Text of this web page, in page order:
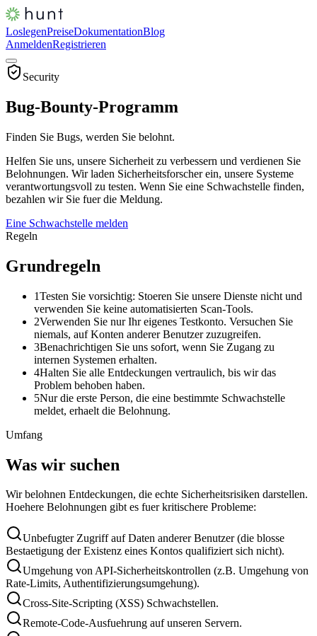
LoslegenPreiseDokumentationBlog
AnmeldenRegistrieren
Security
Bug-Bounty-Programm
Finden Sie Bugs, werden Sie belohnt.
Helfen Sie uns, unsere Sicherheit zu verbessern und verdienen Sie
Belohnungen. Wir laden Sicherheitsforscher ein, unsere Systeme
verantwortungsvoll zu testen. Wenn Sie eine Schwachstelle finden,
bezahlen wir Sie fuer die Meldung.
Eine Schwachstelle melden
Regeln
Grundregeln
1Testen Sie vorsichtig: Stoeren Sie unsere Dienste nicht und
verwenden Sie keine automatisierten Scan-Tools.
2Verwenden Sie nur Ihr eigenes Testkonto. Versuchen Sie
niemals, auf Konten anderer Benutzer zuzugreifen.
3Benachrichtigen Sie uns sofort, wenn Sie Zugang zu
internen Systemen erhalten.
4Halten Sie alle Entdeckungen vertraulich, bis wir das
Problem behoben haben.
5Nur die erste Person, die eine bestimmte Schwachstelle
meldet, erhaelt die Belohnung.
Umfang
Was wir suchen
Wir belohnen Entdeckungen, die echte Sicherheitsrisiken darstellen.
Hoehere Belohnungen gibt es fuer kritischere Probleme:
Unbefugter Zugriff auf Daten anderer Benutzer (die blosse
Bestaetigung der Existenz eines Kontos qualifiziert sich nicht).
Umgehung von API-Sicherheitskontrollen (z.B. Umgehung von
Rate-Limits, Authentifizierungsumgehung).
Cross-Site-Scripting (XSS) Schwachstellen.
Remote-Code-Ausfuehrung auf unseren Servern.